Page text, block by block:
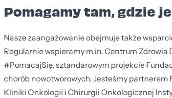
Pomagamy tam, gdzie
Nasze zaangażowanie obejmuje także
Regularnie wspieramy m.in. Centrum
#PomacajSię, sztandarowym projekcie
chorób nowotworowych. Jesteśmy
Kliniki Onkologii i Chirurgii Onkologicznej